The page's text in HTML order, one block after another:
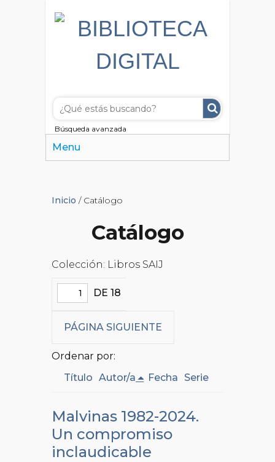
Búsqueda avanzada
Menu
Inicio / Catálogo
Catálogo
Colección: Libros SAIJ
DE 18
PÁGINA SIGUIENTE
Ordenar por:
Título Autor/a Fecha Serie
Malvinas 1982-2024.
Un compromiso
inclaudicable